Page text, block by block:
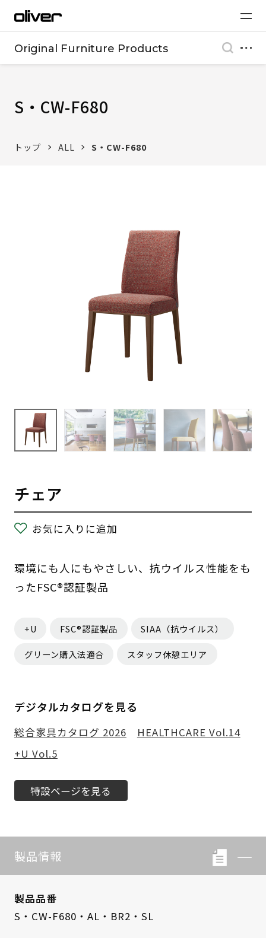
Original Furniture Products
S・CW-F680
トップ ALL S・CW-F680
チェア
お気に入りに追加
環境にも人にもやさしい、抗ウイルス性能をも
ったFSC®認証製品
+U FSC®認証製品 SIAA（抗ウイルス）
グリーン購入法適合 スタッフ休憩エリア
デジタルカタログを見る
総合家具カタログ 2026
HEALTHCARE Vol.14
+U Vol.5
特設ページを見る
製品情報
製品品番
S・CW-F680・AL・BR2・SL